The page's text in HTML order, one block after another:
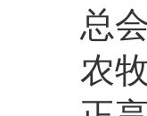
总
农